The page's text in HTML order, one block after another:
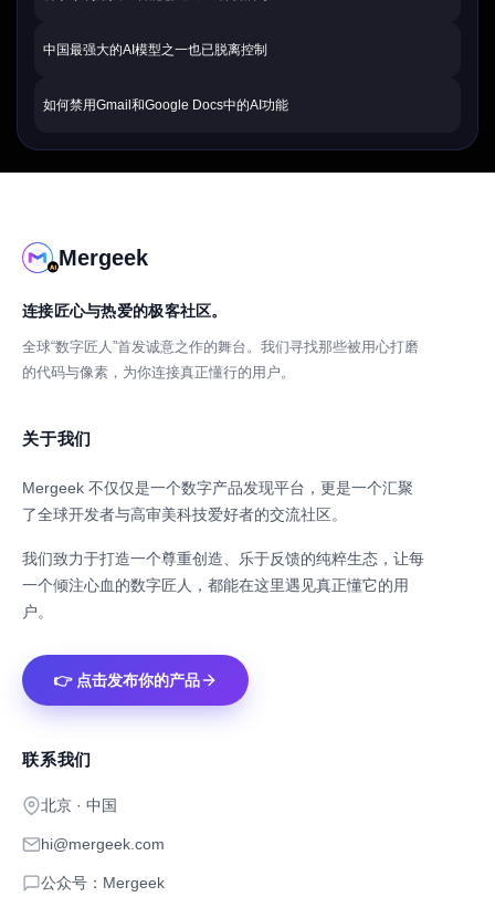
中国最强大的AI模型之一也已脱离控制
如何禁用Gmail和Google Docs中的AI功能
Mergeek
连接匠心与热爱的极客社区。
全球“数字匠人”首发诚意之作的舞台。我们寻找那些被用心打磨
的代码与像素，为你连接真正懂行的用户。
关于我们
Mergeek 不仅仅是一个数字产品发现平台，更是一个汇聚
了全球开发者与高审美科技爱好者的交流社区。
我们致力于打造一个尊重创造、乐于反馈的纯粹生态，让每
一个倾注心血的数字匠人，都能在这里遇见真正懂它的用
户。
👉 点击发布你的产品
联系我们
北京 · 中国
hi@mergeek.com
公众号：Mergeek